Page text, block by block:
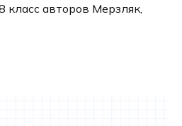
класс авторов Мерзляк,